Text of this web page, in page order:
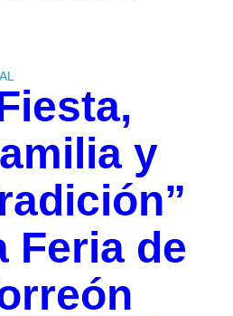
y
Feria de